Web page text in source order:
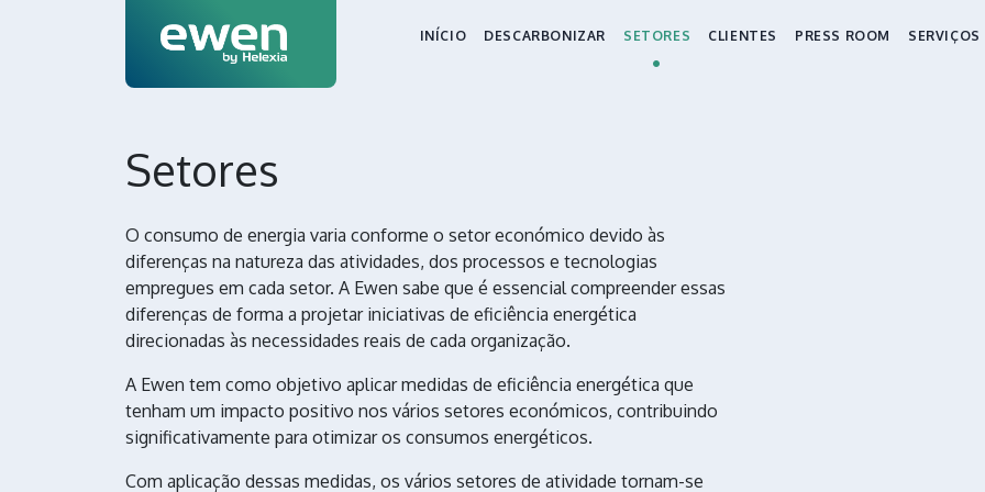
INÍCIO DESCARBONIZAR SETORES CLIENTES PRESS ROOM SERVIÇOS
Setores
O consumo de energia varia conforme o setor económico devido às
diferenças na natureza das atividades, dos processos e tecnologias
empregues em cada setor. A Ewen sabe que é essencial compreender essas
diferenças de forma a projetar iniciativas de eficiência energética
direcionadas às necessidades reais de cada organização.
A Ewen tem como objetivo aplicar medidas de eficiência energética que
tenham um impacto positivo nos vários setores económicos, contribuindo
significativamente para otimizar os consumos energéticos.
Com aplicação dessas medidas, os vários setores de atividade tornam-se